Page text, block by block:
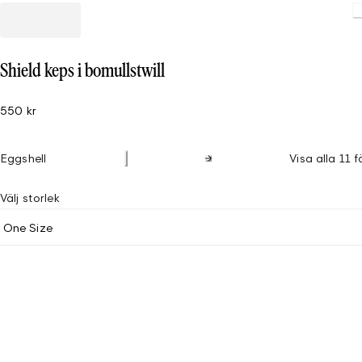
Shield keps i bomullstwill
550 kr
Eggshell Visa alla 11
Välj storlek
One Size